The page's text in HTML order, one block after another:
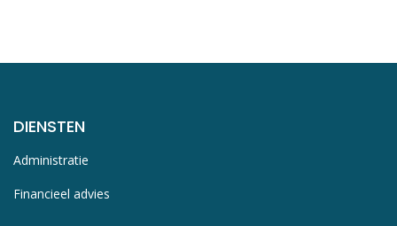
DIENSTEN
Administratie
Financieel advies